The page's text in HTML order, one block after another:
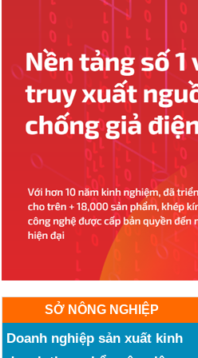
SỞ NÔNG NGHIỆP
Doanh nghiệp sản xuất kinh